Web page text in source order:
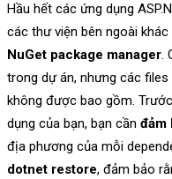
Hầu hết các ứng dụng
các thư viện bên ngoài
NuGet package manager.
trong dự án, nhưng các
không được bao gồm.
dụng của bạn, bạn cần đảm
địa phương của mỗi
dotnet restore, đảm bảo